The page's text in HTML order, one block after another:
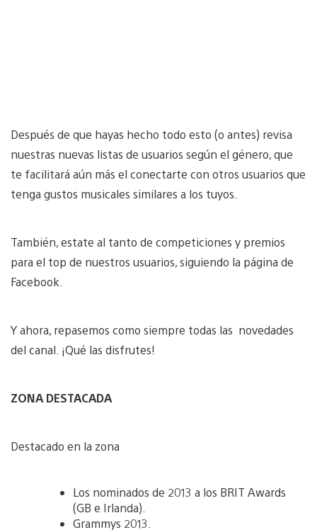
Después de que hayas hecho todo esto (o antes) revisa
nuestras nuevas listas de usuarios según el género, que
te facilitará aún más el conectarte con otros usuarios que
tenga gustos musicales similares a los tuyos.
También, estate al tanto de competiciones y premios
para el top de nuestros usuarios, siguiendo la página de
Facebook.
Y ahora, repasemos como siempre todas las novedades
del canal. ¡Qué las disfrutes!
ZONA DESTACADA
Destacado en la zona
Los nominados de 2013 a los BRIT Awards
(GB e Irlanda).
Grammys 2013.